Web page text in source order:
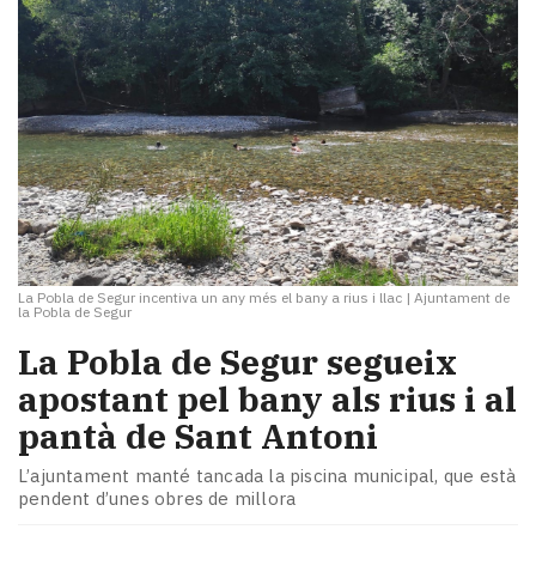
La Pobla de Segur incentiva un any més el bany a rius i llac | Ajuntament de
la Pobla de Segur
La Pobla de Segur segueix
apostant pel bany als rius i al
pantà de Sant Antoni
L’ajuntament manté tancada la piscina municipal, que està
pendent d’unes obres de millora